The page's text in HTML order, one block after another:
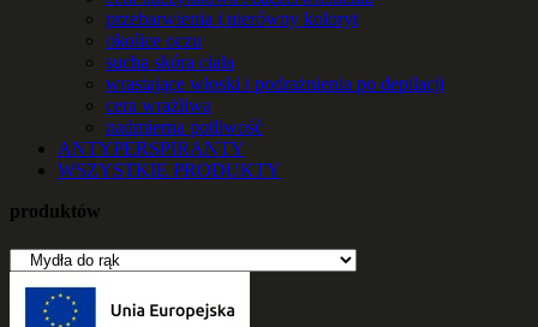
przebarwienia i nierówny koloryt
okolice oczu
sucha skóra ciała
wrastające włoski i podrażnienia po depilacji
cera wrażliwa
nadmierna potliwość
ANTYPERSPIRANTY
WSZYSTKIE PRODUKTY
produktów